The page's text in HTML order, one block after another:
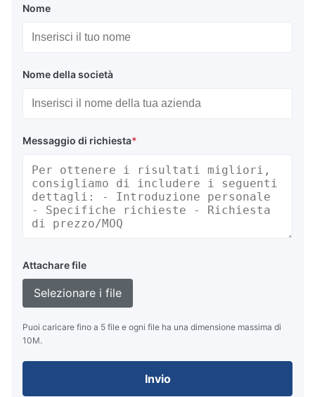
Nome
Nome della società
Messaggio di richiesta*
Attachare file
Selezionare i file
Puoi caricare fino a 5 file e ogni file ha una dimensione massima di
10M.
Invio